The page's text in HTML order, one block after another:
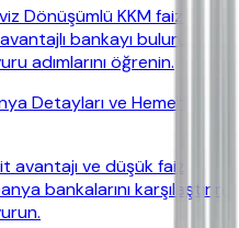
Dönüşümlü KKM faiz
bankayı bulun,
adımlarını öğrenin.
Detayları ve Hemen
avantajı ve düşük faiz
bankalarını karşılaştırın,